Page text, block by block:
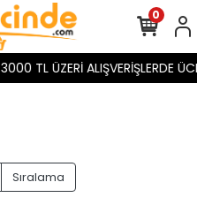
3000 TL ÜZERİ ALIŞVERİŞLERDE
0
Sıralama